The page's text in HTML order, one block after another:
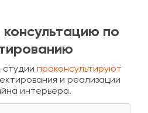
консультацию по
проконсультируют
и реализации
интерьера.